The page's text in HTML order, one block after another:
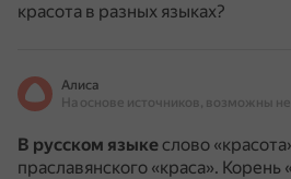
красота в разных языках?
Алиса
В русском языкеслово
праславянского «краса». Корень